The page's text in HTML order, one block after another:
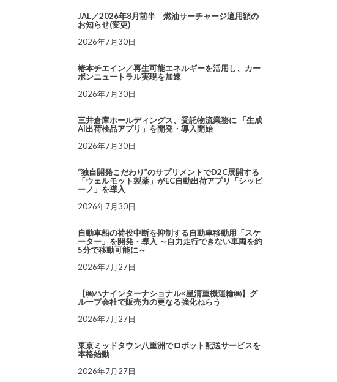
JAL／2026年8月前半 燃油サーチャージ適用額の
お知らせ(変更)
2026年7月30日
椿本チエイン／再生可能エネルギーを活用し、カー
ボンニュートラル実現を加速
2026年7月30日
三井倉庫ホールディングス、受託物流業務に 「生成
AI出荷検品アプリ」を開発・導入開始
2026年7月30日
“独自開発こだわり”のサプリメントでD2C展開する
「ウェルモット製薬」がEC自動出荷アプリ「シッピ
ーノ」を導入
2026年7月30日
自動車船の荷役中断を抑制する自動車移動用「スケ
ーター」を開発・導入 ～自力走行できない車両を約
5分で移動可能に～
2026年7月27日
【㈱ハナインターナショナル×星清重機運輸㈱】グ
ループ会社で販売力の更なる強化ねらう
2026年7月27日
東京ミッドタウン八重洲でロボット配送サービスを
本格始動
2026年7月27日